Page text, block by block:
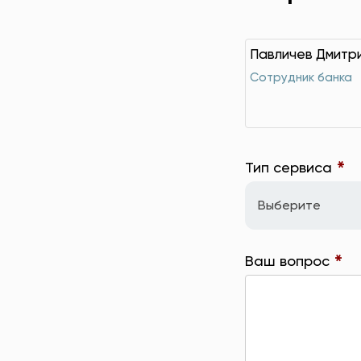
Павличев
Сотрудник банка
Тип сервиса *
Выберите
Ваш вопрос *